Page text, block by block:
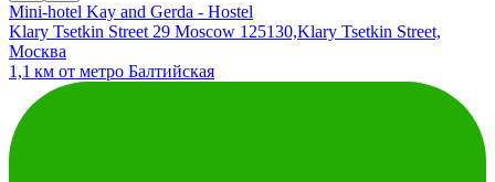
Mini-hotel Kay and Gerda - Hostel
Klary Tsetkin Street 29 Moscow 125130,Klary Tsetkin Street,
Москва
1,1 км от метро Балтийская